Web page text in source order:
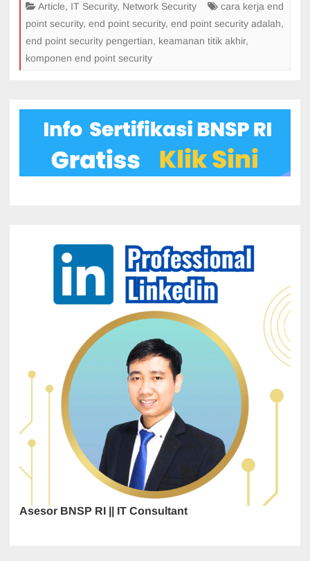
Article, IT Security, Network Security
cara kerja end
point security, end point security, end point security adalah,
end point security pengertian, keamanan titik akhir,
komponen end point security
Asesor BNSP RI || IT Consultant